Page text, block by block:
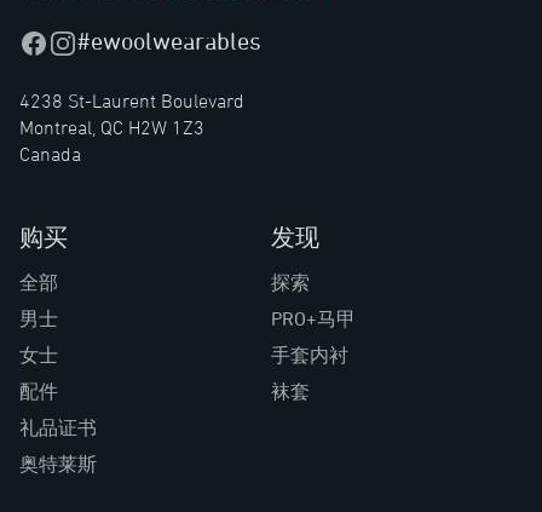
Facebook
Instagram
#ewoolwearables
4238 St-Laurent Boulevard
Montreal, QC H2W 1Z3
Canada
购买
全部
男士
女士
配件
礼品证书
奥特莱斯
发现
探索
PRO+马甲
手套内衬
袜套